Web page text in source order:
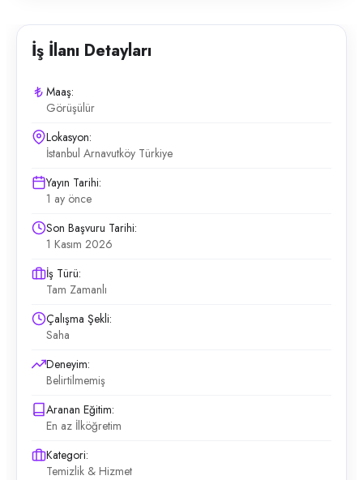
İş İlanı Detayları
Maaş:
Görüşülür
Lokasyon:
İstanbul Arnavutköy Türkiye
Yayın Tarihi:
1 ay önce
Son Başvuru Tarihi:
1 Kasım 2026
İş Türü:
Tam Zamanlı
Çalışma Şekli:
Saha
Deneyim:
Belirtilmemiş
Aranan Eğitim:
En az İlköğretim
Kategori:
Temizlik & Hizmet